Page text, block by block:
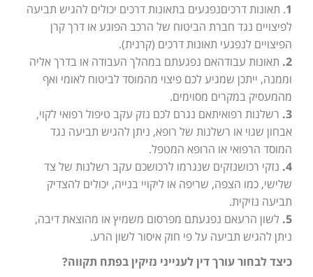
1. תאונות דרכיםנפגעים בתאונות דרכים יכולים להגיש תביעה
לפיצויים נגד חברת הביטוח של הרכב הפוגע או דרך קרן
הפיצויים לנפגעי תאונות דרכים (קרנית).
2. תאונות עבודהאם נפגעתם במהלך העבודה או בדרך אליה
וממנה, ייתכן שמגיע לכם פיצוי מהמוסד לביטוח לאומי ואף
מהמעסיק במקרים מסוימים.
3. רשלנות רפואיתאם נגרם לכם נזק עקב טיפול רפואי לקוי,
אבחון שגוי או רשלנות של רופא, ניתן להגיש תביעה נגד
המוסד הרפואי או הרופא המטפל.
4. נזקי רכושנזקים שנגרמו לרכושכם עקב רשלנות של צד
שלישי, כמו הצפה, שריפה או ליקויי בנייה, יכולים להצדיק
תביעה נזיקית.
5. לשון הרעאם נפגעתם מפרסום משמיץ או מהוצאת דיבה,
ניתן להגיש תביעה על פי חוק איסור לשון הרע.
כיצד לבחור עורך דין לענייני נזיקין בפתח תקווה?